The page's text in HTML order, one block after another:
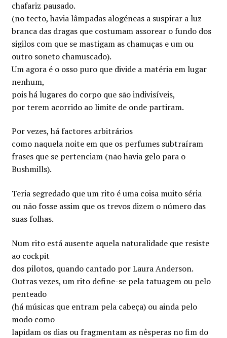
chafariz pausado.
(no tecto, havia lâmpadas alogéneas a suspirar a luz
branca das dragas que costumam assorear o fundo dos
sigilos com que se mastigam as chamuças e um ou
outro soneto chamuscado).
Um agora é o osso puro que divide a matéria em lugar
nenhum,
pois há lugares do corpo que são indivisíveis,
por terem acorrido ao limite de onde partiram.
Por vezes, há factores arbitrários
como naquela noite em que os perfumes subtraíram
frases que se pertenciam (não havia gelo para o
Bushmills).
Teria segredado que um rito é uma coisa muito séria
ou não fosse assim que os trevos dizem o número das
suas folhas.
Num rito está ausente aquela naturalidade que resiste
ao cockpit
dos pilotos, quando cantado por Laura Anderson.
Outras vezes, um rito define-se pela tatuagem ou pelo
penteado
(há músicas que entram pela cabeça) ou ainda pelo
modo como
lapidam os dias ou fragmentam as nêsperas no fim do